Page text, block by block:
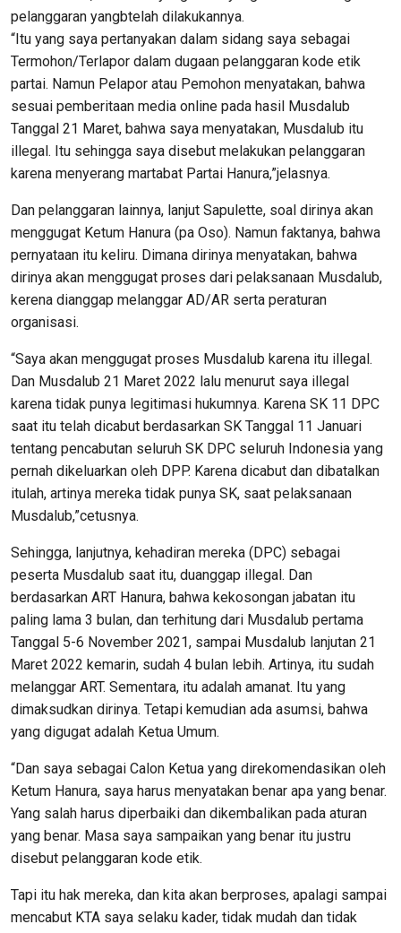
pelanggaran yangbtelah dilakukannya.
“Itu yang saya pertanyakan dalam sidang saya sebagai
Termohon/Terlapor dalam dugaan pelanggaran kode etik
partai. Namun Pelapor atau Pemohon menyatakan, bahwa
sesuai pemberitaan media online pada hasil Musdalub
Tanggal 21 Maret, bahwa saya menyatakan, Musdalub itu
illegal. Itu sehingga saya disebut melakukan pelanggaran
karena menyerang martabat Partai Hanura,”jelasnya.
Dan pelanggaran lainnya, lanjut Sapulette, soal dirinya akan
menggugat Ketum Hanura (pa Oso). Namun faktanya, bahwa
pernyataan itu keliru. Dimana dirinya menyatakan, bahwa
dirinya akan menggugat proses dari pelaksanaan Musdalub,
kerena dianggap melanggar AD/AR serta peraturan
organisasi.
“Saya akan menggugat proses Musdalub karena itu illegal.
Dan Musdalub 21 Maret 2022 lalu menurut saya illegal
karena tidak punya legitimasi hukumnya. Karena SK 11 DPC
saat itu telah dicabut berdasarkan SK Tanggal 11 Januari
tentang pencabutan seluruh SK DPC seluruh Indonesia yang
pernah dikeluarkan oleh DPP. Karena dicabut dan dibatalkan
itulah, artinya mereka tidak punya SK, saat pelaksanaan
Musdalub,”cetusnya.
Sehingga, lanjutnya, kehadiran mereka (DPC) sebagai
peserta Musdalub saat itu, duanggap illegal. Dan
berdasarkan ART Hanura, bahwa kekosongan jabatan itu
paling lama 3 bulan, dan terhitung dari Musdalub pertama
Tanggal 5-6 November 2021, sampai Musdalub lanjutan 21
Maret 2022 kemarin, sudah 4 bulan lebih. Artinya, itu sudah
melanggar ART. Sementara, itu adalah amanat. Itu yang
dimaksudkan dirinya. Tetapi kemudian ada asumsi, bahwa
yang digugat adalah Ketua Umum.
“Dan saya sebagai Calon Ketua yang direkomendasikan oleh
Ketum Hanura, saya harus menyatakan benar apa yang benar.
Yang salah harus diperbaiki dan dikembalikan pada aturan
yang benar. Masa saya sampaikan yang benar itu justru
disebut pelanggaran kode etik.
Tapi itu hak mereka, dan kita akan berproses, apalagi sampai
mencabut KTA saya selaku kader, tidak mudah dan tidak